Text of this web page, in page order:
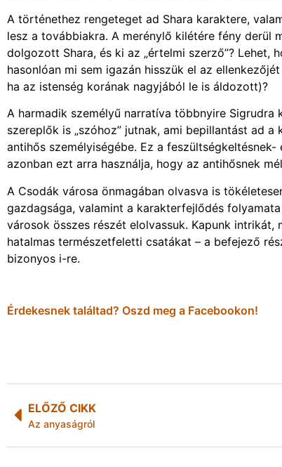
A történethez rengeteget ad Shara karaktere,
lesz a továbbiakra. A merénylő kilétére fény derül
dolgozott Shara, és ki az „értelmi szerző”? Lehet,
hasonlóan mi sem igazán hisszük el az
ha az istenség korának nagyjából le is áldozott)?
A harmadik személyű narratíva többnyire Sigrudra
szereplők is „szóhoz” jutnak, ami bepillantást ad
antihős személyiségébe. Ez a
azonban ezt arra használja, hogy az antihősnek
A Csodák városa önmagában olvasva is
gazdagsága, valamint a karakterfejlődés
városok összes részét elolvassuk. Kapunk
hatalmas természetfeletti csatákat – a befejező
bizonyos i-re.
Érdekesnek találtad? Oszd meg a Facebookon!
ELŐZŐ CIKK
Az anyaságról